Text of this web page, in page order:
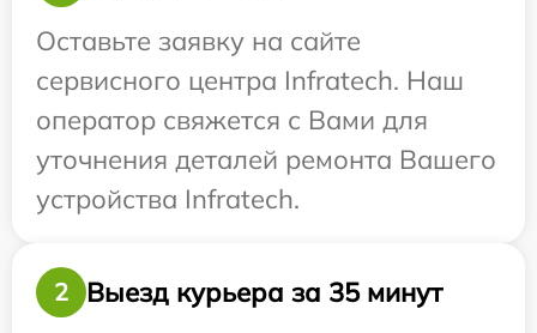
Оставьте заявку на сайте
сервисного центра Infratech. Наш
оператор свяжется с Вами для
уточнения деталей ремонта Вашего
устройства Infratech.
2
Выезд курьера за 35 минут